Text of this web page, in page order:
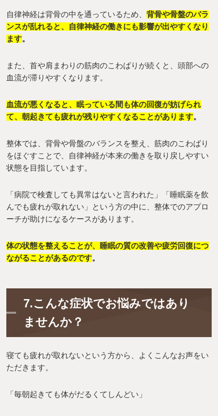
自律神経は背骨の中を通っているため、背骨や骨盤のバラ
ンスが乱れると、自律神経の働きにも影響が出やすくなり
ます。
また、首や肩まわりの筋肉のこわばりが続くと、頭部への
血流が滞りやすくなります。
血流が悪くなると、眠っている間も体の回復が妨げられ
て、朝起きても疲れが残りやすくなることがあります。
整体では、背骨や骨盤のバランスを整え、筋肉のこわばり
をほぐすことで、自律神経が本来の働きを取り戻しやすい
状態を目指しています。
「病院で検査しても異常はないと言われた」「睡眠薬を飲
んでも疲れが取れない」という方の中に、整体でのアプロ
ーチが助けになるケースがあります。
体の状態を整えることが、睡眠の質の改善や疲労回復につ
ながることがあるのです。
7.こんな症状でお悩みではあり
ませんか？
寝ても疲れが取れないという方から、よくこんなお声をい
ただきます。
「毎朝起きても体がだるくてしんどい」